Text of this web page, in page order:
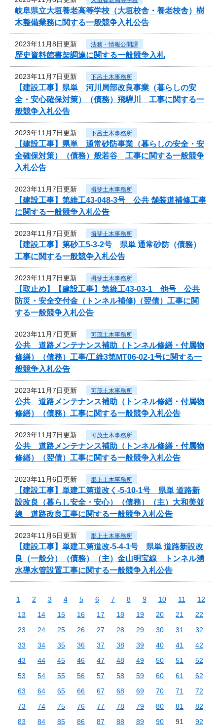
岐阜県立大垣養老高等学校（大垣校舎・養老校舎）樹
木整備業務に関する一般競争入札公告
2023年11月8日更新 法務・情報公開課
歴史資料館書架調達に関する一般競争入札
2023年11月7日更新 下呂土木事務所
【建設工事】県単 河川局部改良事業（暮らしの安
全・安心確保対策）（債務）飛騨川 工事に関する一
般競争入札公告
2023年11月7日更新 下呂土木事務所
【建設工事】県単 通常砂防事業（暮らしの安全・安
全確保対策）（債務）般若谷 工事に関する一般競争
入札公告
2023年11月7日更新 揖斐土木事務所
【建設工事】第維工43-048-3号 公共 舗装道補修工事
に関する一般競争入札公告
2023年11月7日更新 揖斐土木事務所
【建設工事】第砂工5-3-2号 県単 通常砂防（債務）
工事に関する一般競争入札公告
2023年11月7日更新 揖斐土木事務所
【取止め】【建設工事】第維工43-03-1 他号 公共
防災・安全交付金（トンネル補修)（翌債）工事に関
する一般競争入札公告
2023年11月7日更新 可茂土木事務所
公共 道路メンテナンス補助（トンネル修繕・付属物
修繕）（債務）工事/工維3第MT06-02-1号に関する一
般競争入札公告
2023年11月7日更新 可茂土木事務所
公共 道路メンテナンス補助（トンネル修繕・付属物
修繕）（債務）工事に関する一般競争入札公告
2023年11月7日更新 可茂土木事務所
公共 道路メンテナンス補助（トンネル修繕・付属物
修繕）（翌債）工事に関する一般競争入札公告
2023年11月6日更新 郡上土木事務所
【建設工事】単建工第道改く-5-10-1号 県単 道路新
設改良（暮らし安全・安心）（債務）（主）大和美並
線 道路改良工事に関する一般競争入札公告
2023年11月6日更新 郡上土木事務所
【建設工事】単建工第道改-5-4-1号 県単 道路新設改
良（一般分）（債務）（主）金山明宝線 トンネル湧
水導水管設置工事に関する一般競争入札公告
1 2 3 4 5 6 7 8 9 10 11
12
13
14 15 16 17 18 19 20 21
22
23
24 25 26 27 28 29 30 31
32
33
34 35 36 37 38 39 40 41
42
43
44 45 46 47 48 49 50 51
52
53
54 55 56 57 58 59 60 61
62
63
64 65 66 67 68 69 70 71
72
73
74 75 76 77 78 79 80 81
82
83
84 85 86 87 88 89 90 91
92